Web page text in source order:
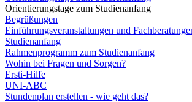
Orientierungstage zum Studienanfang
Begrüßungen
Einführungsveranstaltungen und
Studienanfang
Rahmenprogramm zum Studienanfang
Wohin bei Fragen und Sorgen?
Ersti-Hilfe
UNI-ABC
Stundenplan erstellen - wie geht das?